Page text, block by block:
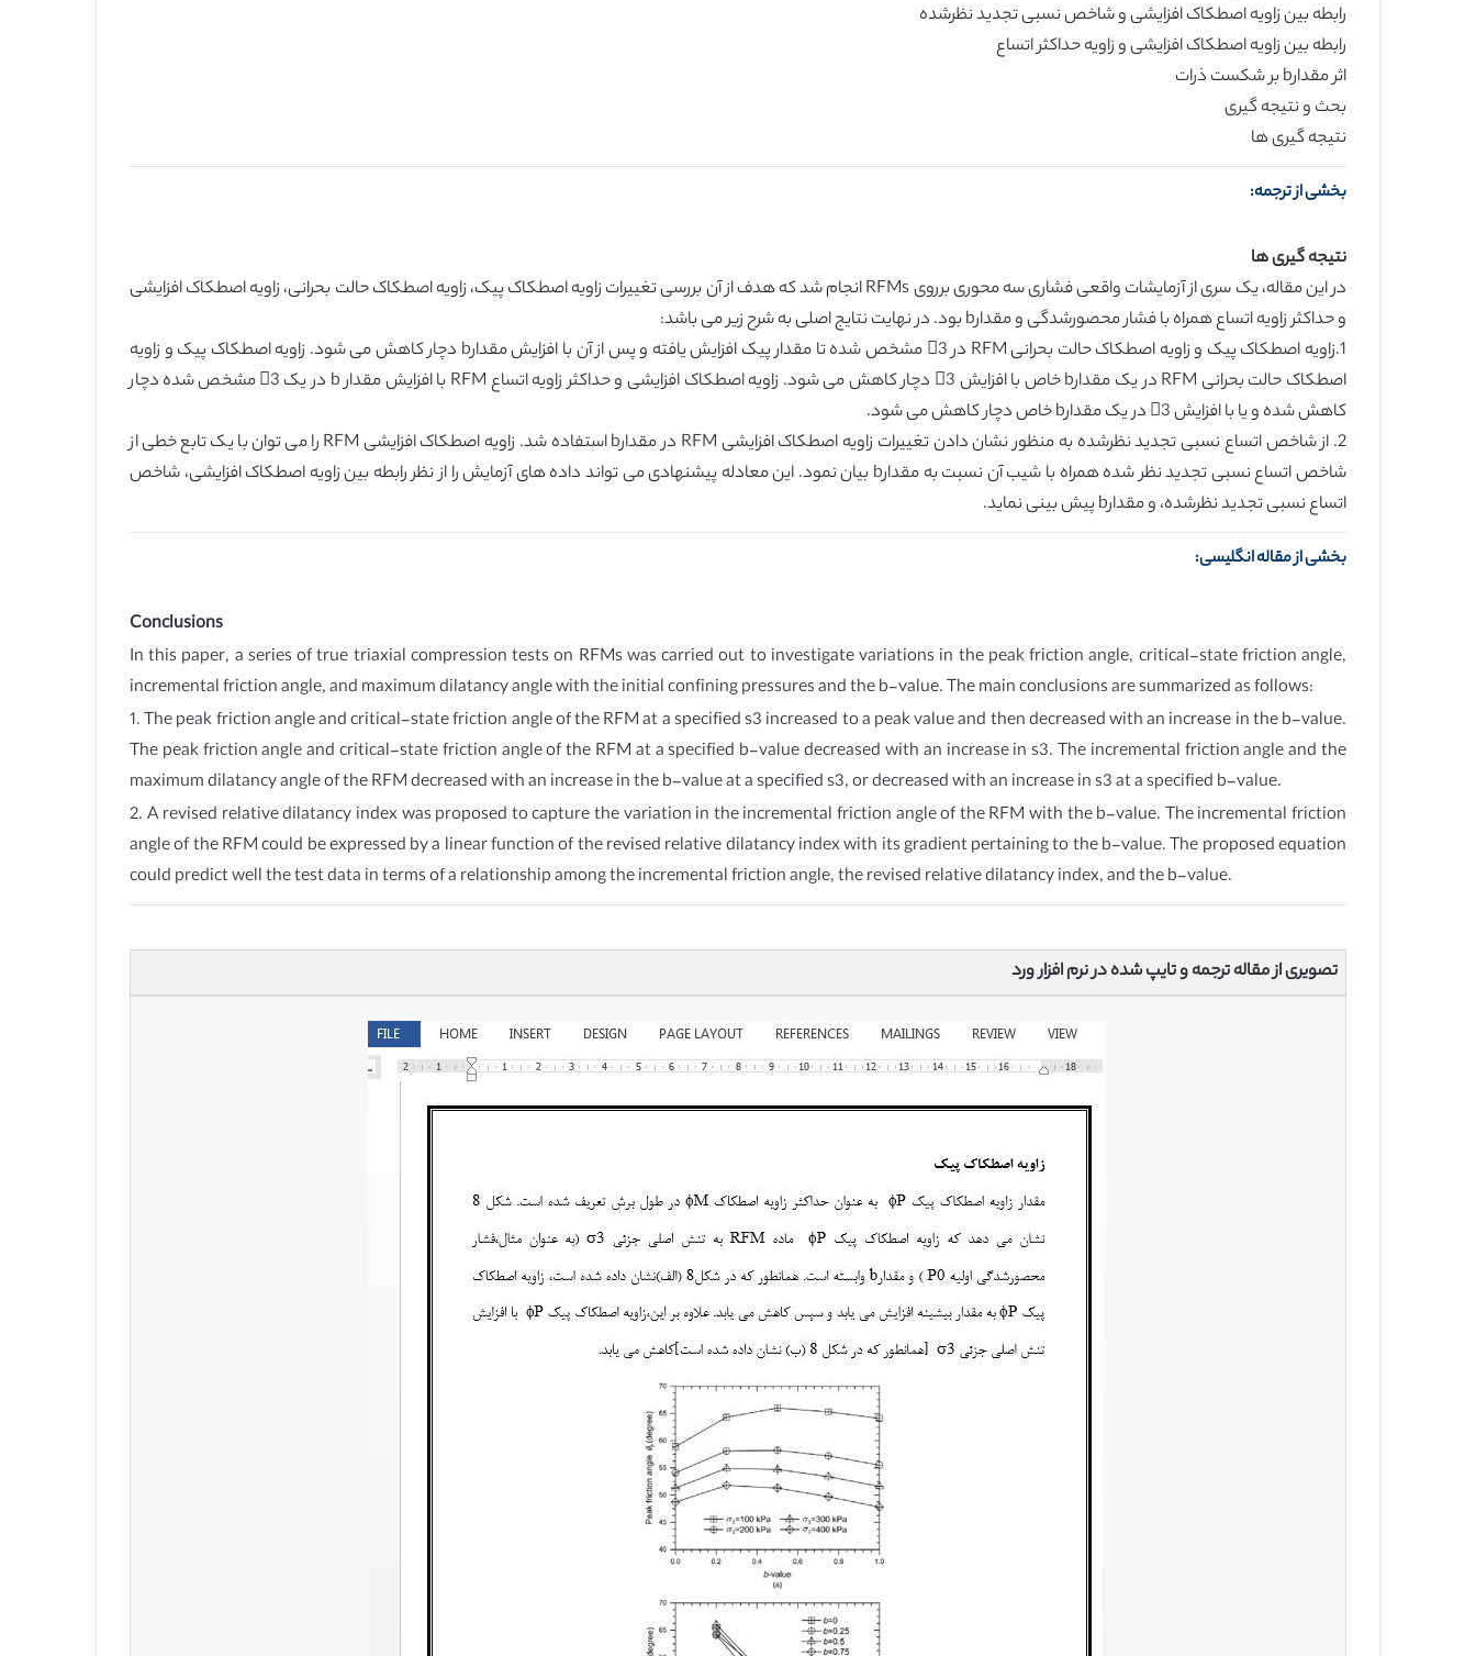
رابطه بین زاویه اصطکاک افزایشی و شاخص نسبی تجدید نظرشده
رابطه بین زاویه اصطکاک افزایشی و زاویه حداکثر اتساع
اثر مقدارb بر شکست ذرات
بحث و نتیجه گیری
نتیجه گیری ها
بخشی از ترجمه:
نتیجه گیری ها
در این مقاله، یک سری از آزمایشات واقعی فشاری سه محوری برروی RFMs انجام شد که هدف از آن بررسی تغییرات زاویه اصطکاک پیک، زاویه اصطکاک حالت بحرانی، زاویه اصطکاک افزایشی
و حداکثر زاویه اتساع همراه با فشار محصورشدگی و مقدارb بود. در نهایت نتایج اصلی به شرح زیر می باشد:
1.زاویه اصطکاک پیک و زاویه اصطکاک حالت بحرانی RFM در 3 مشخص شده تا مقدار پیک افزایش یافته و پس از آن با افزایش مقدارb دچار کاهش می شود. زاویه اصطکاک پیک و زاویه
اصطکاک حالت بحرانی RFM در یک مقدارb خاص با افزایش 3 دچار کاهش می شود. زاویه اصطکاک افزایشی و حداکثر زاویه اتساع RFM با افزایش مقدار b در یک 3 مشخص شده دچار
کاهش شده و یا با افزایش 3 در یک مقدارb خاص دچار کاهش می شود.
2. از شاخص اتساع نسبی تجدید نظرشده به منظور نشان دادن تغییرات زاویه اصطکاک افزایشی RFM در مقدارb استفاده شد. زاویه اصطکاک افزایشی RFM را می توان با یک تابع خطی از
شاخص اتساع نسبی تجدید نظر شده همراه با شیب آن نسبت به مقدارb بیان نمود. این معادله پیشنهادی می تواند داده های آزمایش را از نظر رابطه بین زاویه اصطکاک افزایشی، شاخص
اتساع نسبی تجدید نظرشده، و مقدارb پیش بینی نماید.
بخشی از مقاله انگلیسی:
Conclusions
In this paper, a series of true triaxial compression tests on RFMs was carried out to investigate variations in the peak friction angle, critical-state friction angle,
incremental friction angle, and maximum dilatancy angle with the initial confining pressures and the b-value. The main conclusions are summarized as follows:
1. The peak friction angle and critical-state friction angle of the RFM at a specified s3 increased to a peak value and then decreased with an increase in the b-value.
The peak friction angle and critical-state friction angle of the RFM at a specified b-value decreased with an increase in s3. The incremental friction angle and the
maximum dilatancy angle of the RFM decreased with an increase in the b-value at a specified s3, or decreased with an increase in s3 at a specified b-value.
2. A revised relative dilatancy index was proposed to capture the variation in the incremental friction angle of the RFM with the b-value. The incremental friction
angle of the RFM could be expressed by a linear function of the revised relative dilatancy index with its gradient pertaining to the b-value. The proposed equation
could predict well the test data in terms of a relationship among the incremental friction angle, the revised relative dilatancy index, and the b-value.
تصویری از مقاله ترجمه و تایپ شده در نرم افزار ورد